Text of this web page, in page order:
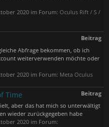
2020 im Forum: Oculus Rift / S /
Beitrag
Abfrage bekommen, ob ich
weiterverwenden möchte oder
2020 im Forum: Meta Oculus
Beitrag
Time
aber das hat mich so unterwältigt
wieder zurückgegeben habe
2020 im Forum: